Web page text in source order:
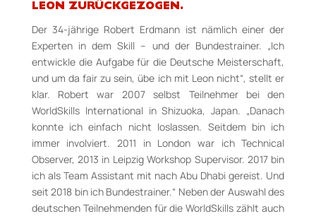
LEON ZURÜCKGEZOGEN.
Der 34-­jährige Robert Erdmann ist nämlich einer der
Experten in dem Skill – und der Bundestrainer. „Ich
entwickle die Aufgabe für die Deutsche Meisterschaft,
und um da fair zu sein, übe ich mit Leon nicht“, stellt er
klar. Robert war 2007 selbst Teilnehmer bei den
WorldSkills International in Shizuoka, Japan. „Danach
konnte ich einfach nicht loslassen. Seitdem bin ich
immer involviert. 2011 in London war ich Technical
Observer, 2013 in Leipzig Workshop Supervisor. 2017 bin
ich als Team Assistant mit nach Abu Dhabi gereist. Und
seit 2018 bin ich Bundestrainer.“ Neben der Auswahl des
deutschen Teilnehmenden für die WorldSkills zählt auch